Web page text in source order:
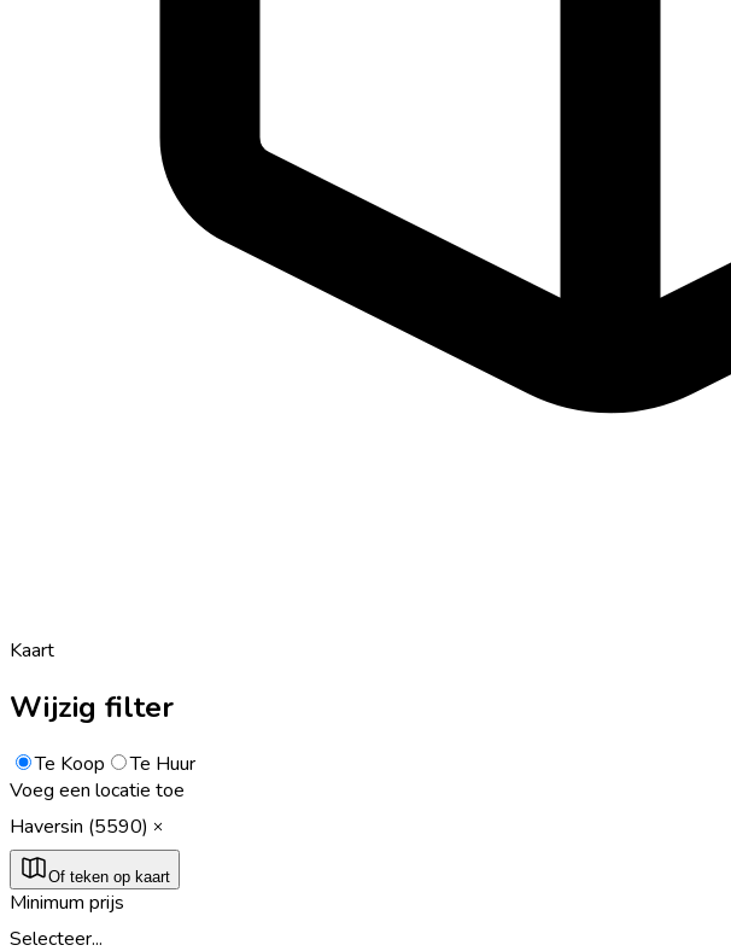
Kaart
Wijzig filter
Te Koop
Te Huur
Voeg een locatie toe
Haversin (5590)
Of teken op kaart
Minimum prijs
Selecteer...